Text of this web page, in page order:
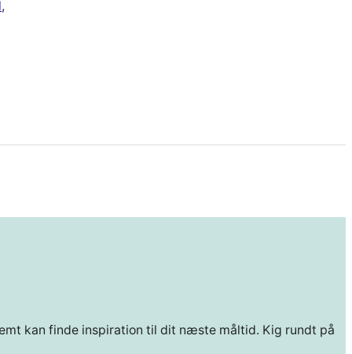
kan finde inspiration til dit næste måltid. Kig rundt på